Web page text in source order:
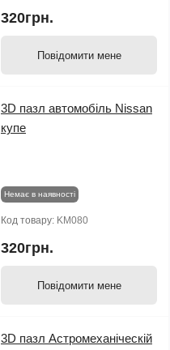
320грн.
Повідомити мене
3D пазл автомобіль Nissan
купе
Немає в наявності
Код товару: KM080
320грн.
Повідомити мене
3D пазл Астромеханіческій